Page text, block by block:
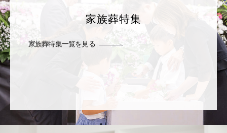
家族葬特集
家族葬特集一覧を見る